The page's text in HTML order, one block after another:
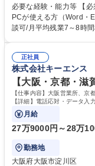
様相談室でのお仕事です。 日々お客様からいただくキリングループ
意見を、企業活動に活か
って対応、情報提供する
平均100件前後■メール・手紙：同上40
相談室】お客様のお声を
必要な経験・能力等 【
PCが使える方（Word・
談可/月平均残業7～8時間程度 【入社後の研修】着任から1か
すのでご安心ください。
う会社として、お客様と
を込めてコミュニケー
す。 学歴・資格 学歴：大学院 大学 高専 短大 専修学校 高校 語学力： 資
格：
正社員
株式会社キーエンス
【大阪・京都・
【仕事内容】大阪営業所、京
【詳細】電話応対・データ入
で発生する事務業務や業務改
月給
27万9000円～28万
勤務地
大阪府大阪市淀川区